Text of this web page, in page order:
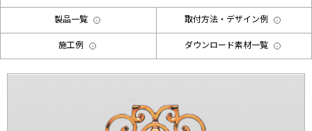
製品一覧 取付方法・デザイン例
施工例 ダウンロード素材一覧